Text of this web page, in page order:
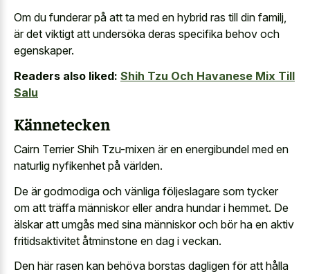
Om du funderar på att ta med en hybrid ras till din familj,
är det viktigt att undersöka deras specifika behov och
egenskaper.
Readers also liked: Shih Tzu Och Havanese Mix Till
Salu
Kännetecken
Cairn Terrier Shih Tzu-mixen är en energibundel med en
naturlig nyfikenhet på världen.
De är godmodiga och vänliga följeslagare som tycker
om att träffa människor eller andra hundar i hemmet. De
älskar att umgås med sina människor och bör ha en aktiv
fritidsaktivitet åtminstone en dag i veckan.
Den här rasen kan behöva borstas dagligen för att hålla